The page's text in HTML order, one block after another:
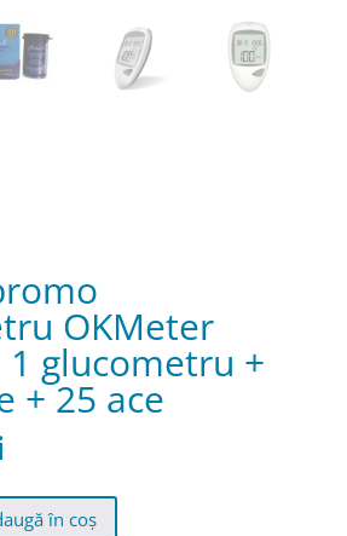
OKMeter
1 glucometru +
+ 25 ace
în coș